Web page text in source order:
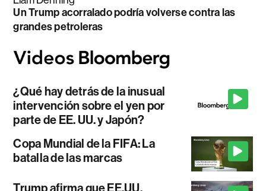
Un Trump acorralado podría volverse contra las
grandes petroleras
¿Qué hay detrás de la inusual
intervención sobre el yen por
parte de EE. UU. y Japón?
Copa Mundial de la FIFA: La
batalla de las marcas
Trump afirma que EE.UU.